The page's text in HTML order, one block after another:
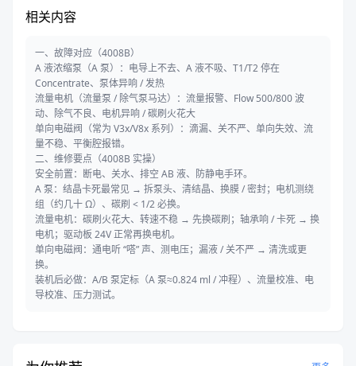
相关内容
一、故障对应（4008B）
A 液浓缩泵（A 泵）：电导上不去、A 液不吸、T1/T2 停在
Concentrate、泵体异响 / 发热
流量电机（流量泵 / 除气泵马达）：流量报警、Flow 500/800 波
动、除气不良、电机异响 / 碳刷火花大
单向电磁阀（常为 V3x/V8x 系列）：滴漏、关不严、单向失效、流
量不稳、平衡腔报错。
二、维修要点（4008B 实操）
安全前置：断电、关水、排空 AB 液、防静电手环。
A 泵：结晶卡死最常见 → 拆泵头、清结晶、换膜 / 密封；电机测绕
组（约几十 Ω）、碳刷 < 1/2 必换。
流量电机：碳刷火花大、转速不稳 → 先换碳刷；轴承响 / 卡死 → 换
电机；驱动板 24V 正常再换电机。
单向电磁阀：通电听 “嗒” 声、测电压；漏液 / 关不严 → 清洗或更
换。
装机后必做：A/B 泵定标（A 泵≈0.824 ml / 冲程）、流量校准、电
导校准、压力测试。